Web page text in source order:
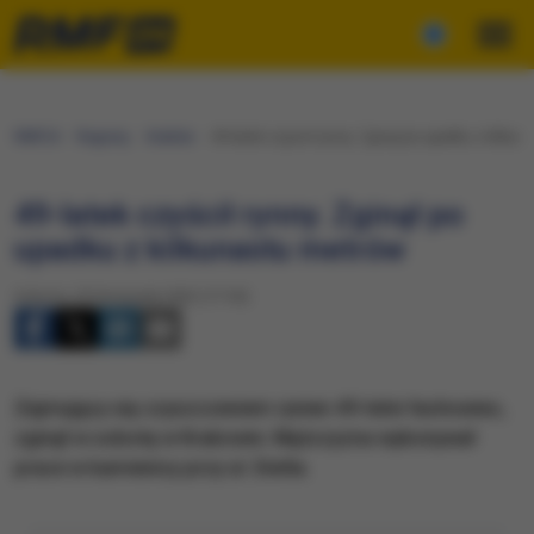
49-latek czyścił rynny. Zginął po
upadku z kilkunastu metrów